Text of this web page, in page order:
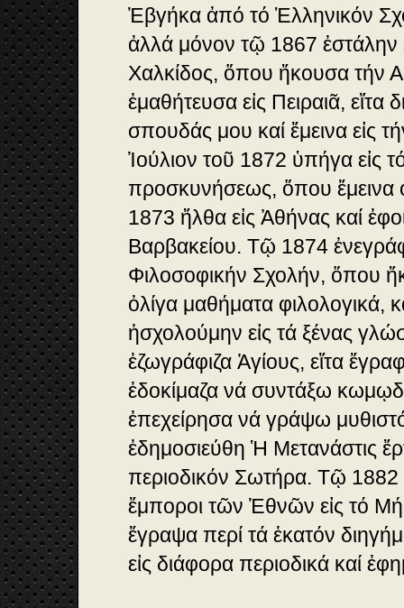
Ἐβγήκα ἀπό τό Ἑλληνικόν
ἀλλά μόνον τῷ 1867 ἐστάλην
Χαλκίδος, ὅπου ἤκουσα τήν
ἐμαθήτευσα εἰς Πειραιᾶ, εἴτα
σπουδάς μου καί ἔμεινα εἰς
Ἰούλιον τοῦ 1872 ὑπήγα εἰς
προσκυνήσεως, ὅπου ἔμεινα
1873 ἤλθα εἰς Ἀθήνας καί
Βαρβακείου. Τῷ 1874
Φιλοσοφικήν Σχολήν, ὅπου
ὀλίγα μαθήματα φιλολογικά,
ἠσχολούμην εἰς τά ξένας
ἐζωγράφιζα Ἁγίους, εἴτα
ἐδοκίμαζα νά συντάξω
ἐπεχείρησα νά γράψω
ἐδημοσιεύθη Ἡ Μετανάστις
περιοδικόν Σωτήρα. Τῷ 1882
ἔμποροι τῶν Ἐθνῶν εἰς τό
ἔγραψα περί τά ἑκατόν
εἰς διάφορα περιοδικά καί